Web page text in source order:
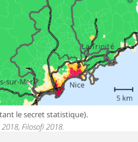
le secret statistique).
Filosofi 2018.